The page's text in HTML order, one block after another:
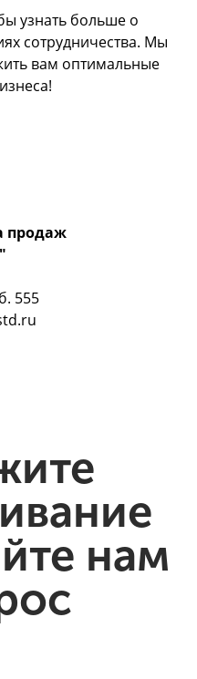
узнать больше о
сотрудничества. Мы
вам оптимальные
продаж
555
нам